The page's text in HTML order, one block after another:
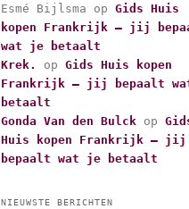
Esmé Bijlsma op Gids Huis
kopen Frankrijk – jij
wat je betaalt
Krek.
op Gids Huis kopen
Frankrijk – jij bepaalt
betaalt
Gonda Van den Bulck op
Huis kopen Frankrijk – jij
bepaalt wat je betaalt
NIEUWSTE BERICHTEN